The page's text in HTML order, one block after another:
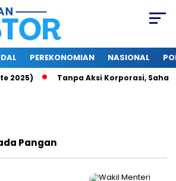
PEREKONOMIAN NASIONAL
2025) Tanpa Aksi Korporasi,
Pangan